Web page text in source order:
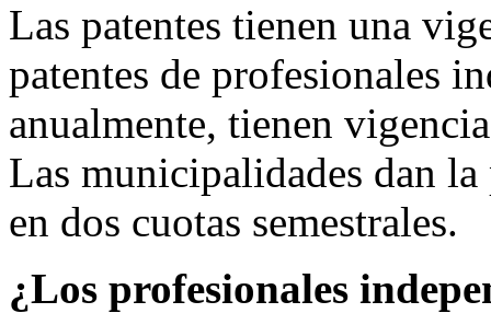
Las patentes tienen una
patentes de profesionales
anualmente, tienen
Las municipalidades dan
en dos cuotas semestrales.
¿Los profesionales